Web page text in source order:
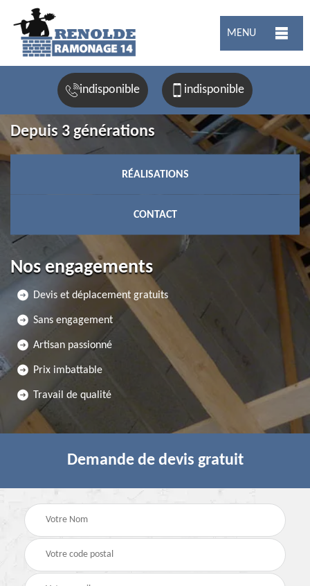
MENU
indisponible indisponible
Depuis 3 générations
RÉALISATIONS
CONTACT
Nos engagements
Devis et déplacement gratuits
Sans engagement
Artisan passionné
Prix imbattable
Travail de qualité
Demande de devis gratuit